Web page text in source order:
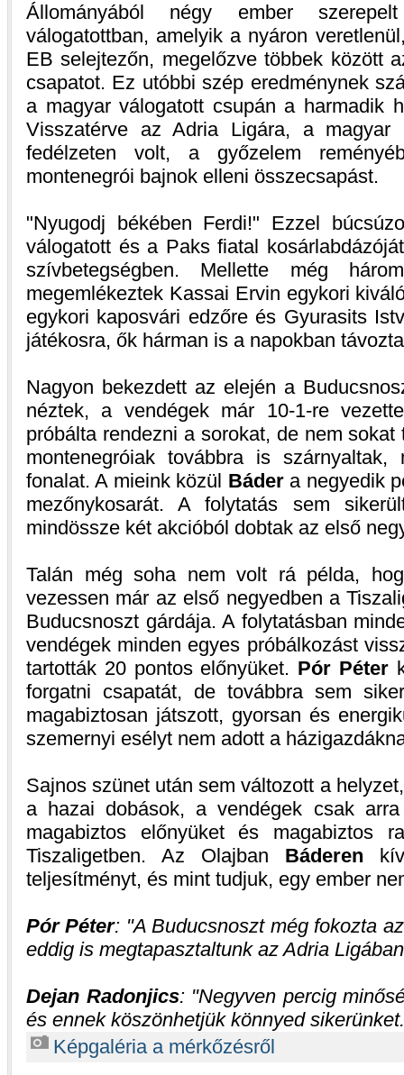
Állományából négy ember
válogatottban, amelyik a nyáron
EB selejtezőn, megelőzve többek között
csapatot. Ez utóbbi szép eredménynek
a magyar válogatott csupán a harmadik
Visszatérve az Adria Ligára, a magyar
fedélzeten volt, a győzelem
montenegrói bajnok elleni összecsapást.
"Nyugodj békében Ferdi!" Ezzel
válogatott és a Paks fiatal
szívbetegségben. Mellette még
megemlékeztek Kassai Ervin egykori
egykori kaposvári edzőre és Gyurasits
játékosra, ők hárman is a napokban
Nagyon bekezdett az elején a
néztek, a vendégek már 10-1-re
próbálta rendezni a sorokat, de nem
montenegróiak továbbra is
fonalat. A mieink közül Báder a negyedik
mezőnykosarát. A folytatás sem
mindössze két akcióból dobtak az első
Talán még soha nem volt rá példa,
vezessen már az első negyedben a
Buducsnoszt gárdája. A folytatásban
vendégek minden egyes próbálkozást
tartották 20 pontos előnyüket. Pór Péter
forgatni csapatát, de továbbra sem
magabiztosan játszott, gyorsan és
szemernyi esélyt nem adott a
Sajnos szünet után sem változott a
a hazai dobások, a vendégek csak
magabiztos előnyüket és magabiztos
Tiszaligetben. Az Olajban Báderen
teljesítményt, és mint tudjuk, egy ember
Pór Péter: A Buducsnoszt még fokozta
eddig is megtapasztaltunk az Adria
Dejan Radonjics:
Negyven percig
és ennek köszönhetjük könnyed sikerünket.
Képgaléria a mérkőzésről